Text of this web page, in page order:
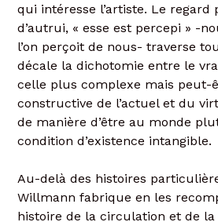
qui intéresse l’artiste. Le
d’autrui, « esse est percepi » -
l’on perçoit de nous- traverse
décale la dichotomie entre le
celle plus complexe mais peut-
constructive de l’actuel et du
de manière d’être au monde
condition d’existence intangible.
Au-delà des histoires
Willmann fabrique en les
histoire de la circulation et de